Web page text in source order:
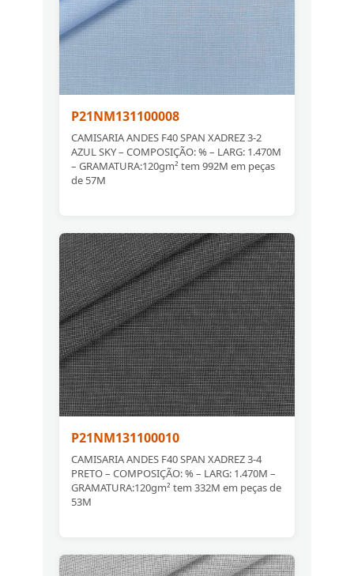
P21NM131100008
CAMISARIA ANDES F40 SPAN XADREZ 3-2
AZUL SKY – COMPOSIÇÃO: % – LARG: 1.470M
– GRAMATURA:120gm² tem 992M em peças
de 57M
P21NM131100010
CAMISARIA ANDES F40 SPAN XADREZ 3-4
PRETO – COMPOSIÇÃO: % – LARG: 1.470M –
GRAMATURA:120gm² tem 332M em peças de
53M